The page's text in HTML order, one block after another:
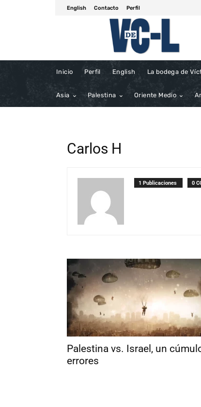
English Contacto Perfil
Inicio Perfil English La bodega de
Asia Palestina Oriente Medio
Carlos H
1 Publicaciones 0
Palestina vs. Israel, un
errores